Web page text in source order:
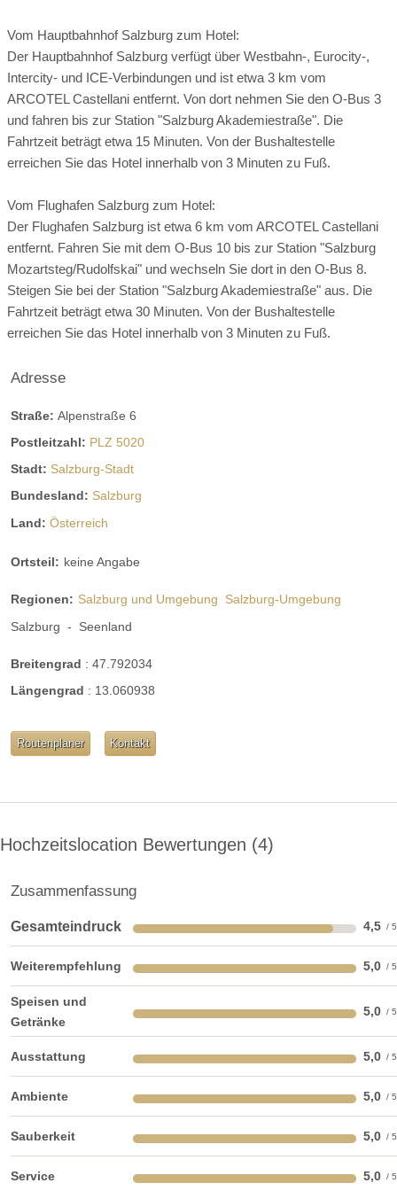
Nonntal
40 m² Salon
180 m² Eventraum
Während der warmen Sommermonate ist die Terrasse mit
Blick in den Garten die perfekte Location für Ihre
Traumhochzeit.
Vom Hauptbahnhof Salzburg zum Hotel:
Der Hauptbahnhof Salzburg verfügt über Westbahn-, Eurocity-,
Intercity- und ICE-Verbindungen und ist etwa 3 km vom
ARCOTEL Castellani entfernt. Von dort nehmen Sie den O-Bus 3
und fahren bis zur Station "Salzburg Akademiestraße". Die
Fahrtzeit beträgt etwa 15 Minuten. Von der Bushaltestelle
erreichen Sie das Hotel innerhalb von 3 Minuten zu Fuß.
Vom Flughafen Salzburg zum Hotel:
Der Flughafen Salzburg ist etwa 6 km vom ARCOTEL Castellani
entfernt. Fahren Sie mit dem O-Bus 10 bis zur Station "Salzburg
Mozartsteg/Rudolfskai" und wechseln Sie dort in den O-Bus 8.
Steigen Sie bei der Station "Salzburg Akademiestraße" aus. Die
Fahrtzeit beträgt etwa 30 Minuten. Von der Bushaltestelle
erreichen Sie das Hotel innerhalb von 3 Minuten zu Fuß.
Adresse
Straße: Alpenstraße 6
Postleitzahl: PLZ 5020
Stadt: Salzburg-Stadt
Bundesland: Salzburg
Land: Österreich
Ortsteil: keine Angabe
Regionen: Salzburg und Umgebung
Salzburg-Umgebung
Salzburg - Seenland
Breitengrad : 47.792034
Längengrad : 13.060938
Routenplaner Kontakt
Hochzeitslocation Bewertungen 4
Zusammenfassung
Gesamteindruck 4,5
Weiterempfehlung 5,0
Speisen und
Getränke
5,0
Ausstattung 5,0
Ambiente 5,0
Sauberkeit 5,0
Service 5,0